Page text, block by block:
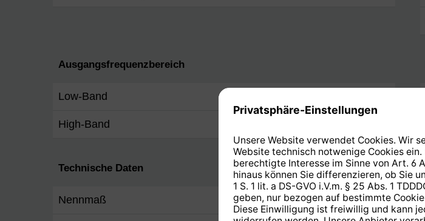
Ausgangsfrequenzbereich
Low-Band
High-Band
Technische Daten
Nennmaß 0,33 m